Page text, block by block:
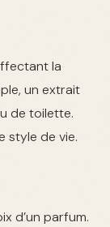
la
un extrait
de toilette.
style de vie.
d’un parfum.